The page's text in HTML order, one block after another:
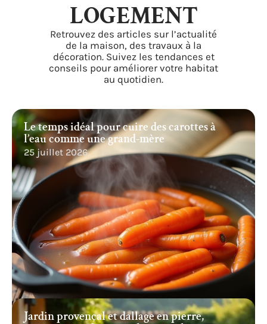
LOGEMENT
Retrouvez des articles sur l’actualité
de la maison, des travaux à la
décoration. Suivez les tendances et
conseils pour améliorer votre habitat
au quotidien.
Le temps idéal pour cuire des carottes à
l’eau comme une grand-mère
25 juillet 2026
Jardin provençal et dallage en pierre,